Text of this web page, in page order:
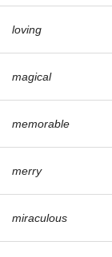
loving
magical
memorable
merry
miraculous